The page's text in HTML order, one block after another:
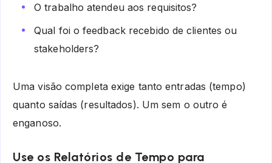
O trabalho atendeu aos requisitos?
Qual foi o feedback recebido de clientes ou
stakeholders?
Uma visão completa exige tanto entradas (tempo)
quanto saídas (resultados). Um sem o outro é
enganoso.
Use os Relatórios de Tempo para